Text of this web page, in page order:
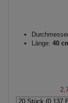
Länge: 40